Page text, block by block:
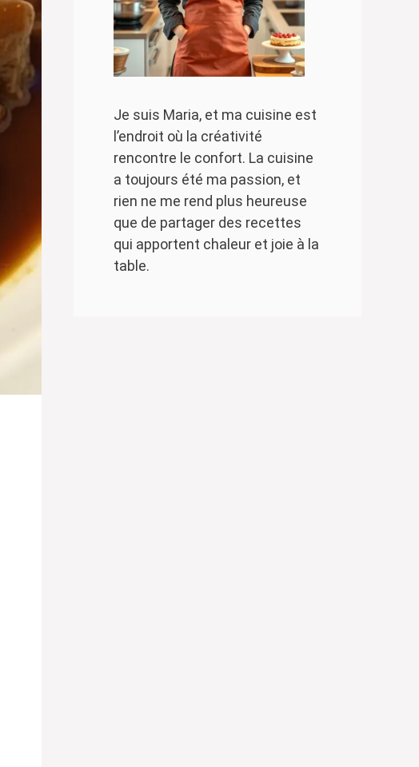
Je suis Maria, et ma cuisine est
l’endroit où la créativité
rencontre le confort. La cuisine
a toujours été ma passion, et
rien ne me rend plus heureuse
que de partager des recettes
qui apportent chaleur et joie à la
table.